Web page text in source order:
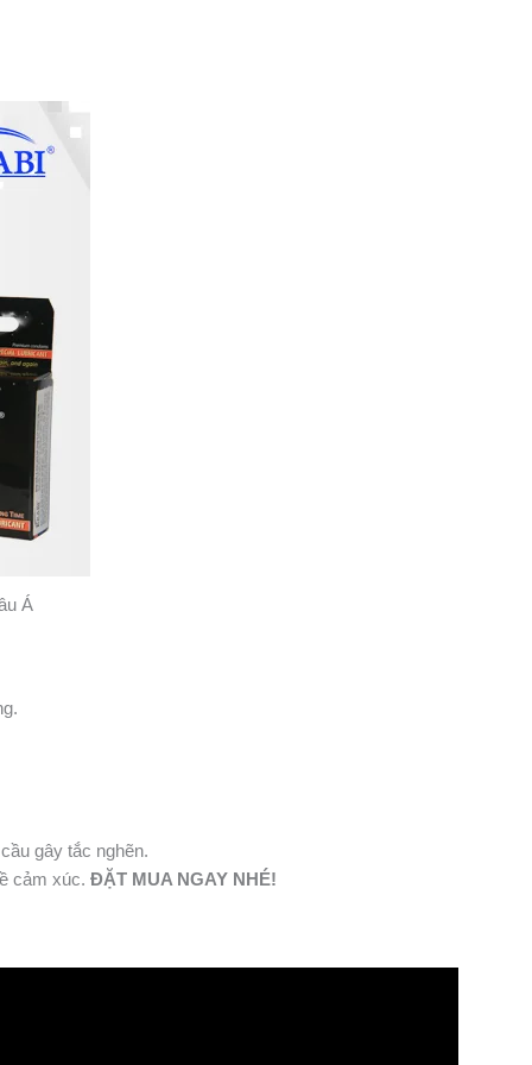
Á
gây tắc nghẽn.
cảm xúc. ĐẶT MUA NGAY NHÉ!